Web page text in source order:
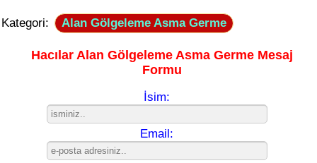
Kategori: Alan Gölgeleme Asma Germe
Hacılar Alan Gölgeleme Asma Germe Mesaj
Formu
İsim:
Email: